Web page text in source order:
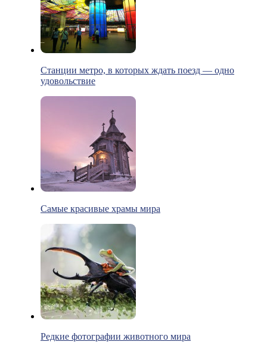
Станции метро, в которых ждать поезд — одно
удовольствие
Самые красивые храмы мира
Редкие фотографии животного мира